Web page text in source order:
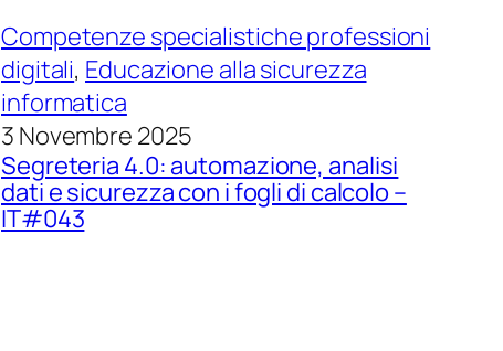
Competenze specialistiche professioni
digitali, Educazione alla sicurezza
informatica
3 Novembre 2025
Segreteria 4.0: automazione, analisi
dati e sicurezza con i fogli di calcolo –
IT#043